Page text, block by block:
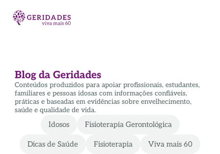
Blog da Geridades
Conteúdos produzidos para apoiar profissionais, estudantes,
familiares e pessoas idosas com informações confiáveis,
práticas e baseadas em evidências sobre envelhecimento,
saúde e qualidade de vida.
Idosos Fisioterapia Gerontológica
Dicas de Saúde Fisioterapia Viva mais 60